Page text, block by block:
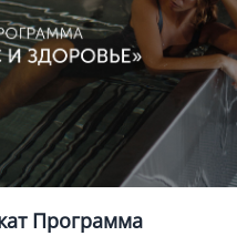
Программа